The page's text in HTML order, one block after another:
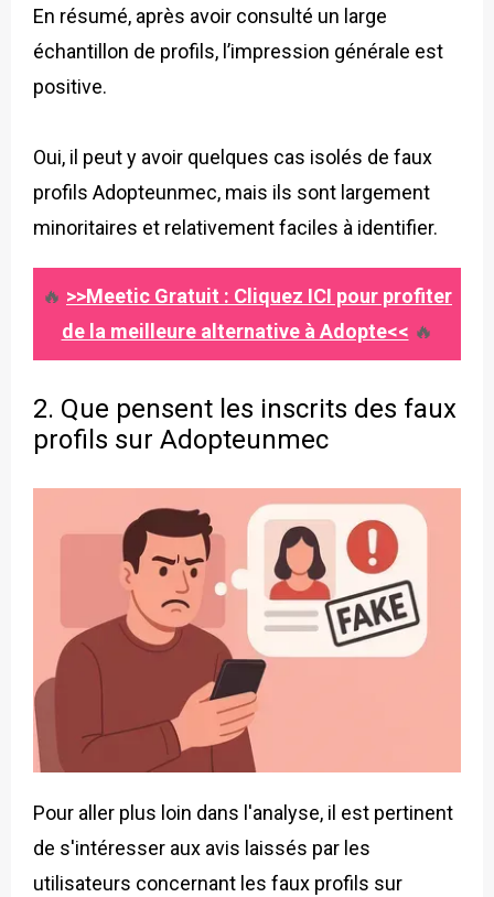
En résumé, après avoir consulté un large
échantillon de profils, l’impression générale est
positive.
Oui, il peut y avoir quelques cas isolés de faux
profils Adopteunmec, mais ils sont largement
minoritaires et relativement faciles à identifier.
🔥 >>Meetic Gratuit : Cliquez ICI pour profiter
de la meilleure alternative à Adopte<< 🔥
2. Que pensent les inscrits des faux
profils sur Adopteunmec
Pour aller plus loin dans l'analyse, il est pertinent
de s'intéresser aux avis laissés par les
utilisateurs concernant les faux profils sur